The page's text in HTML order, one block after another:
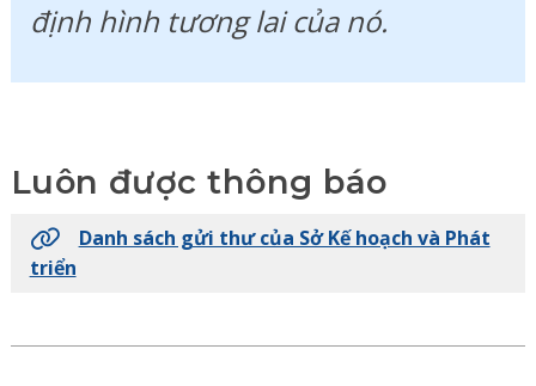
định hình tương lai của nó.
Luôn được thông báo
Danh sách gửi thư của Sở Kế hoạch và Phát
triển